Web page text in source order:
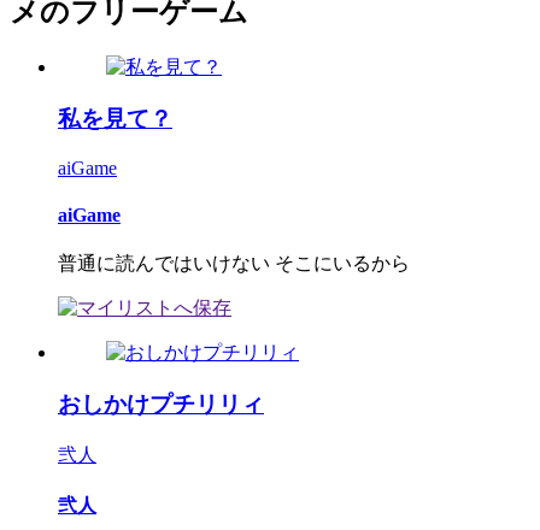
メのフリーゲーム
私を見て？
aiGame
aiGame
普通に読んではいけない そこにいるから
おしかけプチリリィ
弐人
弐人